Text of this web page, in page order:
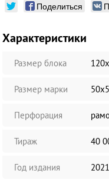
Поделиться
Характеристики
Размер блока
Размер марки
Перфорация
Тираж 40
Год издания 2021